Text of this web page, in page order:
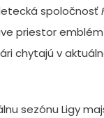
spoločnosť
priestor
chytajú v
sezónu Ligy